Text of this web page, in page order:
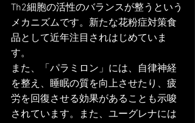
Th2細胞の活性のバランスが整うという
メカニズムです。新たな花粉症対策食
品として近年注目されはじめていま
す。
また、「パラミロン」には、自律神経
を整え、睡眠の質を向上させたり、疲
労を回復させる効果があることも示唆
されています。また、ユーグレナには